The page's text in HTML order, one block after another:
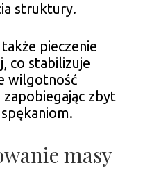
struktury.
pieczenie
co stabilizuje
wilgotność
zbyt
masy